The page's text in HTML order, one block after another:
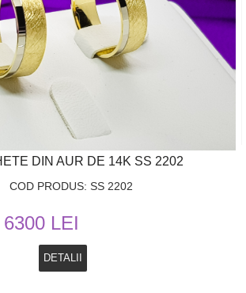
DIN AUR DE 14K SS 2202
COD PRODUS: SS 2202
6300 LEI
DETALII